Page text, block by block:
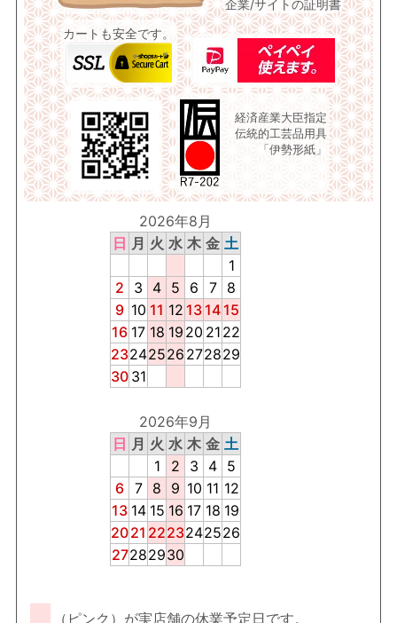
企業/サイトの証明書
カートも安全です。
経済産業大臣指定
伝統的工芸品用具
「伊勢形紙」
2026年8月
日 月 火 水 木 金 土
1
2
3 4 5 6 7
8
9 10 11 12 13 14 15
16 17 18 19 20 21 22
23242526 272829
30 31
2026年9月
日 月 火 水 木 金 土
1
2 3 4 5
6 7 8 9 10 11 12
13 14 15 16 17 18 19
2021 2223242526
27282930
■ （ピンク）が実店舗の休業予定日です。